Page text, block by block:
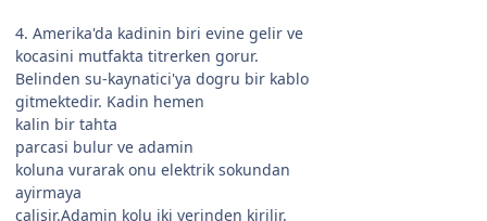
4. Amerika'da kadinin biri evine gelir ve
kocasini mutfakta titrerken gorur.
Belinden su-kaynatici'ya dogru bir kablo
gitmektedir. Kadin hemen
kalin bir tahta
parcasi bulur ve adamin
koluna vurarak onu elektrik sokundan
ayirmaya
calisir.Adamin kolu iki yerinden kirilir.